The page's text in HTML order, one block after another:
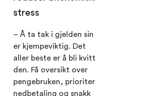
stress
– Å ta tak i gjelden sin
er kjempeviktig. Det
aller beste er å bli kvitt
den. Få oversikt over
pengebruken, prioriter
nedbetaling og snakk